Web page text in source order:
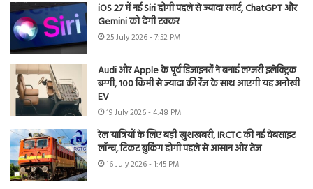
iOS 27 में नई Siri होगी पहले से ज्यादा स्मार्ट, ChatGPT और
Gemini को देगी टक्कर
25 July 2026 - 7:52 PM
Audi और Apple के पूर्व डिजाइनरों ने बनाई लग्जरी इलेक्ट्रिक
बग्गी, 100 किमी से ज्यादा की रेंज के साथ आएगी यह अनोखी
EV
19 July 2026 - 4:48 PM
रेल यात्रियों के लिए बड़ी खुशखबरी, IRCTC की नई वेबसाइट
लॉन्च, टिकट बुकिंग होगी पहले से आसान और तेज
16 July 2026 - 1:45 PM